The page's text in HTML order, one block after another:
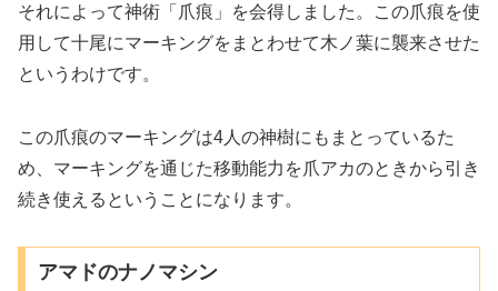
それによって神術「爪痕」を会得しました。この爪痕を使
用して十尾にマーキングをまとわせて木ノ葉に襲来させた
というわけです。
この爪痕のマーキングは4人の神樹にもまとっているた
め、マーキングを通じた移動能力を爪アカのときから引き
続き使えるということになります。
アマドのナノマシン